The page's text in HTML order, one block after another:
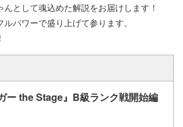
として魂込めた解説をお届けします！
パワーで盛り上げて参ります。
ー the Stage』B級ランク戦開始編